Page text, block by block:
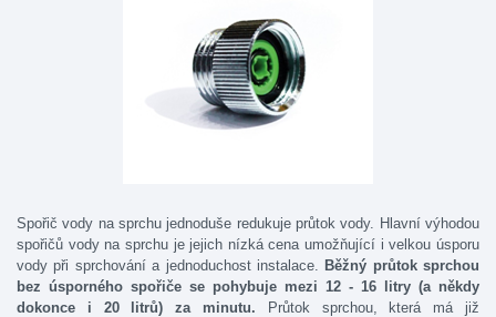
Spořič vody na sprchu jednoduše redukuje průtok vody. Hlavní výhodou
spořičů vody na sprchu je jejich nízká cena umožňující i velkou úsporu
vody při sprchování a jednoduchost instalace. Běžný průtok sprchou
bez úsporného spořiče se pohybuje mezi 12 - 16 litry (a někdy
dokonce i 20 litrů) za minutu. Průtok sprchou, která má již